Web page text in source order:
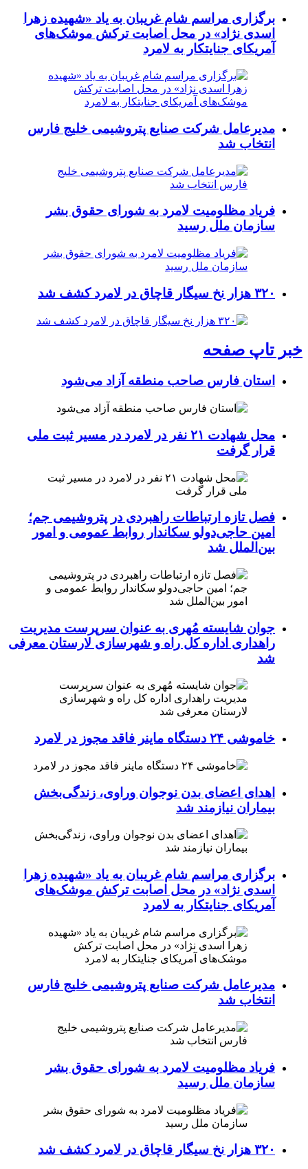
برگزاری مراسم شام غریبان به یاد «شهیده زهرا
اسدی نژاد» در محل اصابت ترکش موشک‌های
آمریکای جنایتکار به لامرد
مدیرعامل شرکت صنایع پتروشیمی خلیج فارس
انتخاب شد
فریاد مظلومیت لامرد به شورای حقوق بشر
سازمان ملل رسید
۳۲۰ هزار نخ سیگار قاچاق در لامرد کشف شد
خبر تاپ صفحه
استان فارس صاحب منطقه آزاد می‌شود
محل شهادت ۲۱ نفر در لامرد در مسیر ثبت ملی
قرار گرفت
فصل تازه ارتباطات راهبردی در پتروشیمی جم؛
امین حاجی‌دولو سکاندار روابط عمومی و امور
بین‌الملل شد
جوان شایسته مُهری به عنوان سرپرست مدیریت
راهداری اداره کل راه و شهرسازی لارستان معرفی
شد
خاموشی ۲۴ دستگاه ماینر فاقد مجوز در لامرد
اهدای اعضای بدن نوجوان وراوی، زندگی‌بخش
بیماران نیازمند شد
برگزاری مراسم شام غریبان به یاد «شهیده زهرا
اسدی نژاد» در محل اصابت ترکش موشک‌های
آمریکای جنایتکار به لامرد
مدیرعامل شرکت صنایع پتروشیمی خلیج فارس
انتخاب شد
فریاد مظلومیت لامرد به شورای حقوق بشر
سازمان ملل رسید
۳۲۰ هزار نخ سیگار قاچاق در لامرد کشف شد